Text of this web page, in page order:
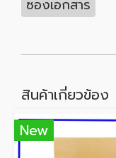
ซองเอกสาร
สินค้าเกี่ยวข้อง
New